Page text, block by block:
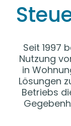
Seit 1997
Nutzung
in
Lösungen
Betriebs